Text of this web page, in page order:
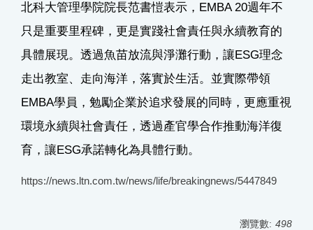
北科大管理學院院長范書愷表示，EMBA 20週年不
只是重要里程碑，更是實踐社會責任與永續教育的
具體展現。透過魚苗放流與淨灘行動，讓ESG理念
走出教室、走向海洋，落實於生活。並實際帶領
EMBA學員，勉勵企業於追求發展的同時，更應重視
環境永續與社會責任，透過產官學合作推動海洋復
育，讓ESG承諾轉化為具體行動。
https://news.ltn.com.tw/news/life/breakingnews/5447849
瀏覽數: 498